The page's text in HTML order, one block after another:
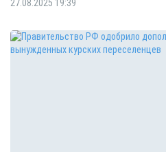
27.08.2025 19:39